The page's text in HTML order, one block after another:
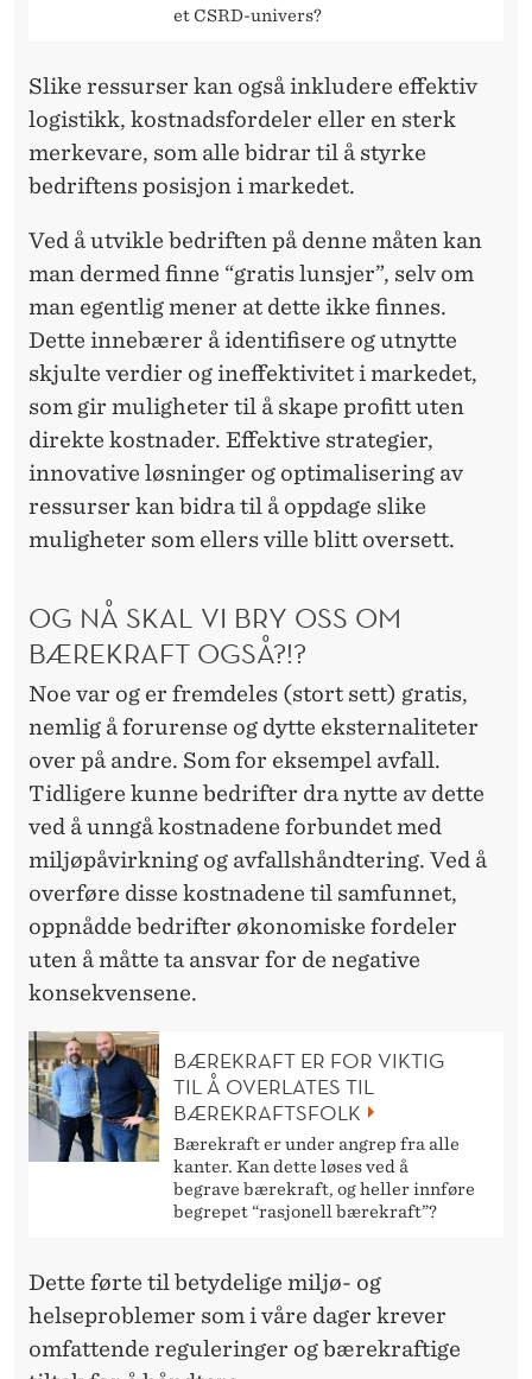
et CSRD-univers?
Slike ressurser kan også inkludere effektiv
logistikk, kostnadsfordeler eller en sterk
merkevare, som alle bidrar til å styrke
bedriftens posisjon i markedet.
Ved å utvikle bedriften på denne måten kan
man dermed finne “gratis lunsjer”, selv om
man egentlig mener at dette ikke finnes.
Dette innebærer å identifisere og utnytte
skjulte verdier og ineffektivitet i markedet,
som gir muligheter til å skape profitt uten
direkte kostnader. Effektive strategier,
innovative løsninger og optimalisering av
ressurser kan bidra til å oppdage slike
muligheter som ellers ville blitt oversett.
OG NÅ SKAL VI BRY OSS OM
BÆREKRAFT OGSÅ?!?
Noe var og er fremdeles (stort sett) gratis,
nemlig å forurense og dytte eksternaliteter
over på andre. Som for eksempel avfall.
Tidligere kunne bedrifter dra nytte av dette
ved å unngå kostnadene forbundet med
miljøpåvirkning og avfallshåndtering. Ved å
overføre disse kostnadene til samfunnet,
oppnådde bedrifter økonomiske fordeler
uten å måtte ta ansvar for de negative
konsekvensene.
BÆREKRAFT ER FOR VIKTIG
TIL Å OVERLATES TIL
BÆREKRAFTSFOLK
Bærekraft er under angrep fra alle
kanter. Kan dette løses ved å
begrave bærekraft, og heller innføre
begrepet “rasjonell bærekraft”?
Dette førte til betydelige miljø- og
helseproblemer som i våre dager krever
omfattende reguleringer og bærekraftige